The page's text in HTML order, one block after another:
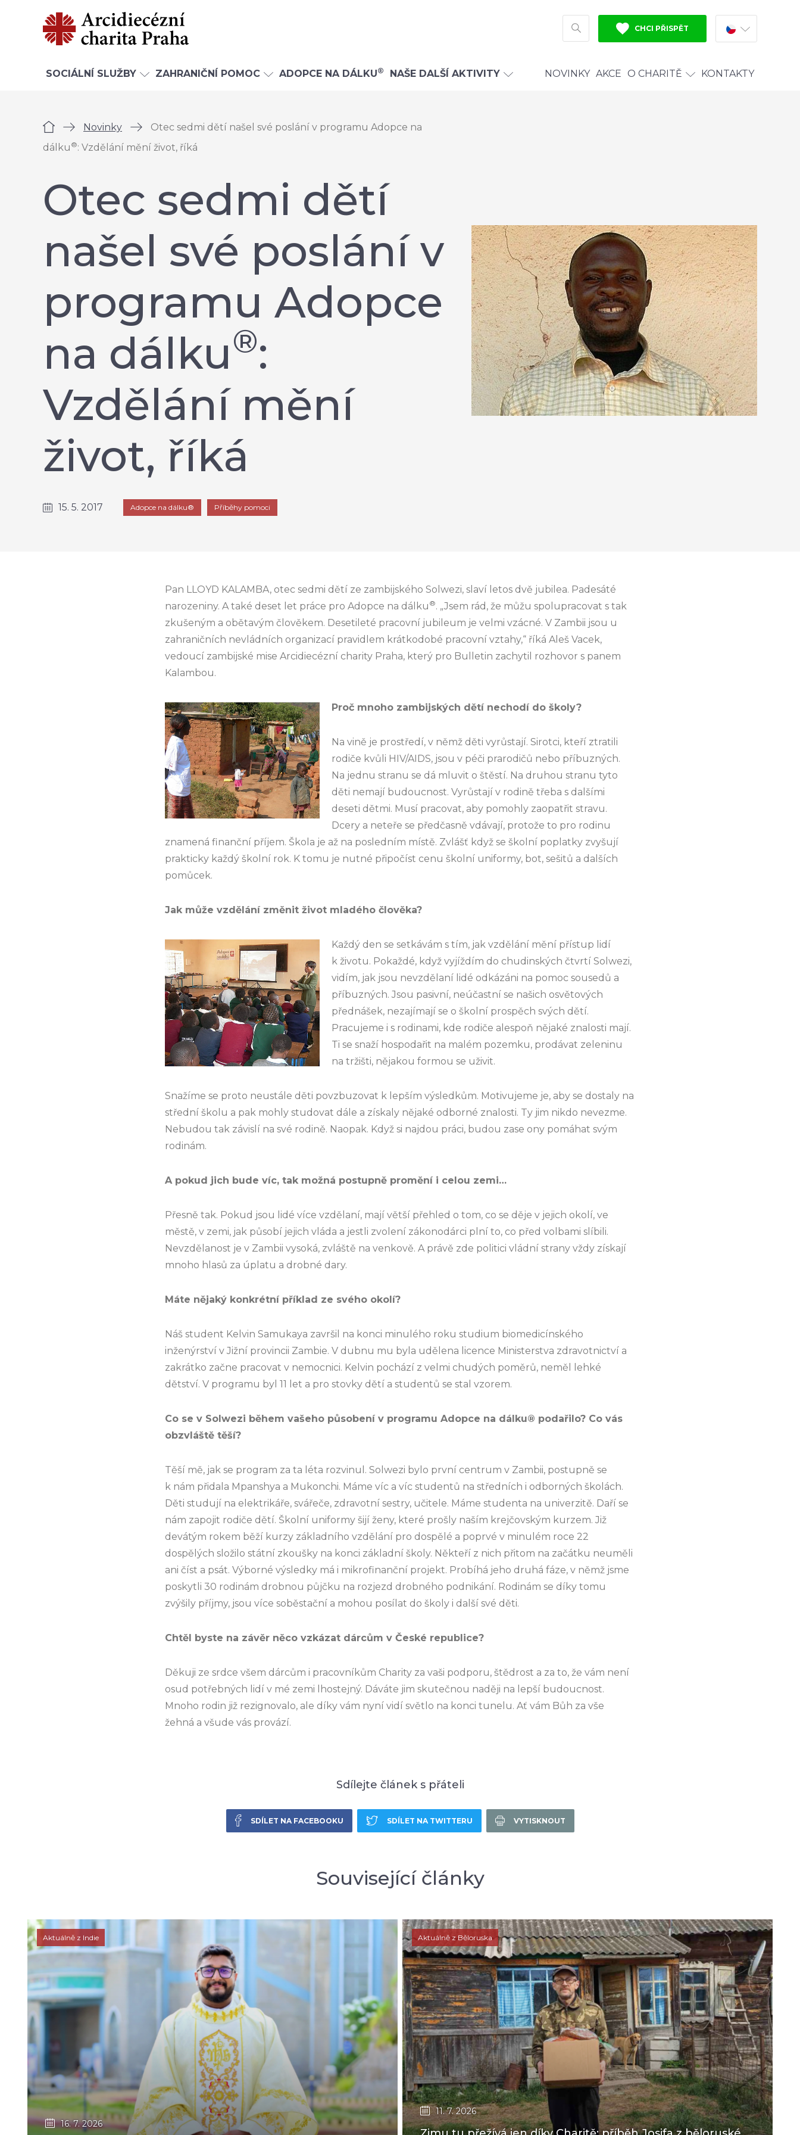
HLEDAT CHCI PŘISPĚT
SOCIÁLNÍ SLUŽBY ZAHRANIČNÍ POMOC ADOPCE NA DÁLKU® NAŠE DALŠÍ AKTIVITY NOVINKY AKCE O CHARITĚ KONTAKTY
Úvod Novinky
Otec sedmi dětí našel své poslání v programu Adopce na
dálku ®: Vzdělání mění život, říká
Otec sedmi dětí
našel své poslání v
programu Adopce
na dálku®:
Vzdělání mění
život, říká
15. 5. 2017 Adopce na dálku® Příběhy pomoci
Pan LLOYD KALAMBA, otec sedmi dětí ze zambijského Solwezi, slaví letos dvě jubilea. Padesáté
narozeniny. A také deset let práce pro Adopce na dálku ®. „Jsem rád, že můžu spolupracovat s tak
zkušeným a obětavým člověkem. Desetileté pracovní jubileum je velmi vzácné. V Zambii jsou u
zahraničních nevládních organizací pravidlem krátkodobé pracovní vztahy,“ říká Aleš Vacek,
vedoucí zambijské mise Arcidiecézní charity Praha, který pro Bulletin zachytil rozhovor s panem
Kalambou.
Proč mnoho zambijských dětí nechodí do školy?
Na vině je prostředí, v němž děti vyrůstají. Sirotci, kteří ztratili
rodiče kvůli HIV/AIDS, jsou v péči prarodičů nebo příbuzných.
Na jednu stranu se dá mluvit o štěstí. Na druhou stranu tyto
děti nemají budoucnost. Vyrůstají v rodině třeba s dalšími
deseti dětmi. Musí pracovat, aby pomohly zaopatřit stravu.
Dcery a neteře se předčasně vdávají, protože to pro rodinu
znamená finanční příjem. Škola je až na posledním místě. Zvlášť když se školní poplatky zvyšují
prakticky každý školní rok. K tomu je nutné připočíst cenu školní uniformy, bot, sešitů a dalších
pomůcek.
Jak může vzdělání změnit život mladého člověka?
Každý den se setkávám s tím, jak vzdělání mění přístup lidí
k životu. Pokaždé, když vyjíždím do chudinských čtvrtí Solwezi,
vidím, jak jsou nevzdělaní lidé odkázáni na pomoc sousedů a
příbuzných. Jsou pasivní, neúčastní se našich osvětových
přednášek, nezajímají se o školní prospěch svých dětí.
Pracujeme i s rodinami, kde rodiče alespoň nějaké znalosti mají.
Ti se snaží hospodařit na malém pozemku, prodávat zeleninu
na tržišti, nějakou formou se uživit.
Snažíme se proto neustále děti povzbuzovat k lepším výsledkům. Motivujeme je, aby se dostaly na
střední školu a pak mohly studovat dále a získaly nějaké odborné znalosti. Ty jim nikdo nevezme.
Nebudou tak závislí na své rodině. Naopak. Když si najdou práci, budou zase ony pomáhat svým
rodinám.
A pokud jich bude víc, tak možná postupně promění i celou zemi…
Přesně tak. Pokud jsou lidé více vzdělaní, mají větší přehled o tom, co se děje v jejich okolí, ve
městě, v zemi, jak působí jejich vláda a jestli zvolení zákonodárci plní to, co před volbami slíbili.
Nevzdělanost je v Zambii vysoká, zvláště na venkově. A právě zde politici vládní strany vždy získají
mnoho hlasů za úplatu a drobné dary.
Máte nějaký konkrétní příklad ze svého okolí?
Náš student Kelvin Samukaya završil na konci minulého roku studium biomedicínského
inženýrství v Jižní provincii Zambie. V dubnu mu byla udělena licence Ministerstva zdravotnictví a
zakrátko začne pracovat v nemocnici. Kelvin pochází z velmi chudých poměrů, neměl lehké
dětství. V programu byl 11 let a pro stovky dětí a studentů se stal vzorem.
Co se v Solwezi během vašeho působení v programu Adopce na dálku® podařilo? Co vás
obzvláště těší?
Těší mě, jak se program za ta léta rozvinul. Solwezi bylo první centrum v Zambii, postupně se
k nám přidala Mpanshya a Mukonchi. Máme víc a víc studentů na středních i odborných školách.
Děti studují na elektrikáře, svářeče, zdravotní sestry, učitele. Máme studenta na univerzitě. Daří se
nám zapojit rodiče dětí. Školní uniformy šijí ženy, které prošly naším krejčovským kurzem. Již
devátým rokem běží kurzy základního vzdělání pro dospělé a poprvé v minulém roce 22
dospělých složilo státní zkoušky na konci základní školy. Někteří z nich přitom na začátku neuměli
ani číst a psát. Výborné výsledky má i mikrofinanční projekt. Probíhá jeho druhá fáze, v němž jsme
poskytli 30 rodinám drobnou půjčku na rozjezd drobného podnikání. Rodinám se díky tomu
zvýšily příjmy, jsou více soběstační a mohou posílat do školy i další své děti.
Chtěl byste na závěr něco vzkázat dárcům v České republice?
Děkuji ze srdce všem dárcům i pracovníkům Charity za vaši podporu, štědrost a za to, že vám není
osud potřebných lidí v mé zemi lhostejný. Dáváte jim skutečnou naději na lepší budoucnost.
Mnoho rodin již rezignovalo, ale díky vám nyní vidí světlo na konci tunelu. Ať vám Bůh za vše
žehná a všude vás provází.
Sdílejte článek s přáteli
SDÍLET NA FACEBOOKU SDÍLET NA TWITTERU VYTISKNOUT
Související články
Aktuálně z Indie
16. 7. 2026
Aktuálně z Běloruska
11. 7. 2026